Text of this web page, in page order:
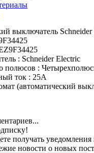
выключатель
: Schneider Electric
полюсов :
ток : 25A
(автоматический
получать уведомления
новости о новых